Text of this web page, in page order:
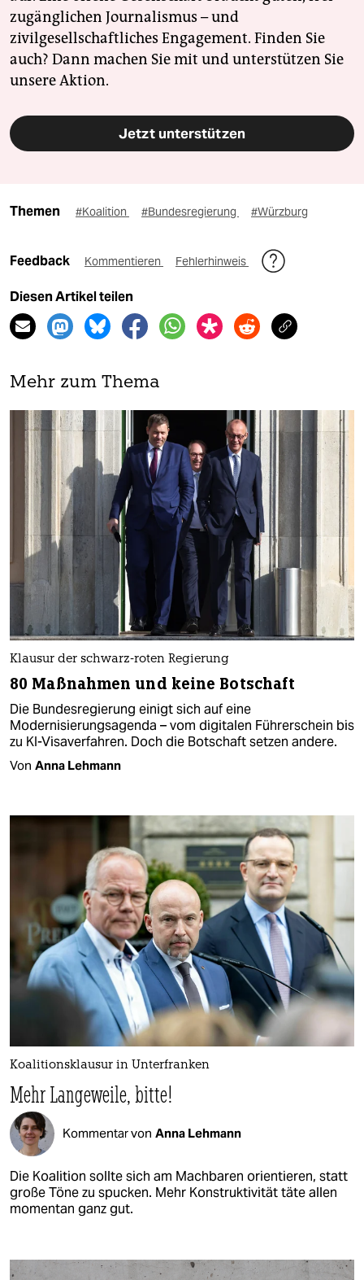
zugänglichen Journalismus – und
zivilgesellschaftliches Engagement. Finden Sie
auch? Dann machen Sie mit und unterstützen Sie
unsere Aktion.
Jetzt unterstützen
Themen #Koalition #Bundesregierung #Würzburg
Feedback Kommentieren Fehlerhinweis
Diesen Artikel teilen
Mehr zum Thema
Klausur der schwarz-roten Regierung
80 Maßnahmen und keine Botschaft
Die Bundesregierung einigt sich auf eine
Modernisierungsagenda – vom digitalen Führerschein bis
zu KI-Visaverfahren. Doch die Botschaft setzen andere.
Von Anna Lehmann
Koalitionsklausur in Unterfranken
Mehr Langeweile, bitte!
Kommentar von Anna Lehmann
Die Koalition sollte sich am Machbaren orientieren, statt
große Töne zu spucken. Mehr Konstruktivität täte allen
momentan ganz gut.